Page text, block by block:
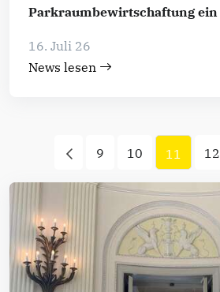
Parkraumbewirtschaftung ein
16. Juli 26
News lesen
9 10 11 12